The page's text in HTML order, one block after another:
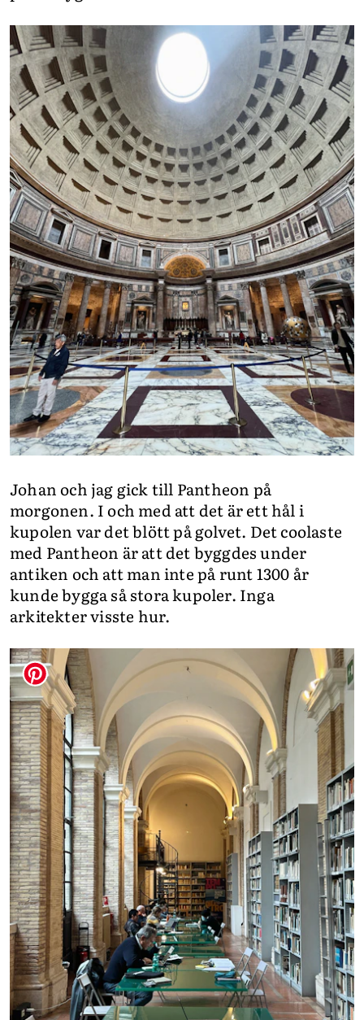
Johan och jag gick till Pantheon på
morgonen. I och med att det är ett hål i
kupolen var det blött på golvet. Det coolaste
med Pantheon är att det byggdes under
antiken och att man inte på runt 1300 år
kunde bygga så stora kupoler. Inga
arkitekter visste hur.